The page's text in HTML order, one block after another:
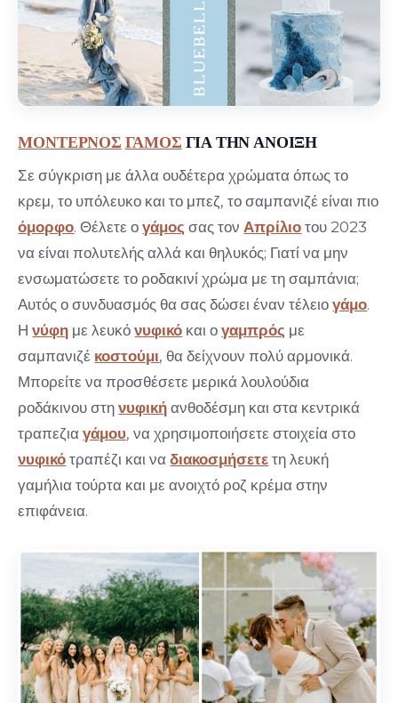
ΜΟΝΤΕΡΝΟΣ ΓΑΜΟΣ ΓΙΑ ΤΗΝ ΑΝΟΙΞΗ
Σε σύγκριση με άλλα ουδέτερα χρώματα όπως το
κρεμ, το υπόλευκο και το μπεζ, το σαμπανιζέ είναι πιο
όμορφο. Θέλετε ογάμος σας τονΑπρίλιο του 2023
να είναι πολυτελής αλλά και θηλυκός; Γιατί να μην
ενσωματώσετε το ροδακινί χρώμα με τη σαμπάνια;
Αυτός ο συνδυασμός θα σας δώσει έναν τέλειογάμο.
Ηνύφη με λευκόνυφικό και ογαμπρός με
σαμπανιζέ κοστούμι, θα δείχνουν πολύ αρμονικά.
Μπορείτε να προσθέσετε μερικά λουλούδια
ροδάκινου στηνυφική ανθοδέσμη και στα κεντρικά
τραπεζιαγάμου, να χρησιμοποιήσετε στοιχεία στο
νυφικό τραπέζι και ναδιακοσμήσετε τη λευκή
γαμήλια τούρτα και με ανοιχτό ροζ κρέμα στην
επιφάνεια.